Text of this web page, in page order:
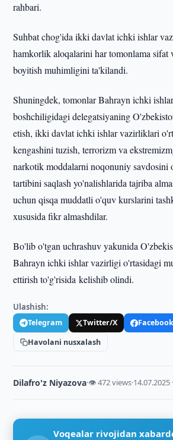
rahbari.
Suhbat chog'ida ikki davlat ichki ishlar
hamkorlik aloqalarini har tomonlama sifat
boyitish muhimligini ta'kilandi.
Shuningdek, tomonlar Bahrayn ichki
boshchiligidagi delegatsiyaning
etish, ikki davlat ichki ishlar vazirliklari
kengashini tuzish, terrorizm va
narkotik moddalarni noqonuniy savdosini
tartibini saqlash yo'nalishlarida tajriba
uchun qisqa muddatli o'quv kurslarini
xususida fikr almashdilar.
Bo'lib o'tgan uchrashuv yakunida
Bahrayn ichki ishlar vazirligi o'rtasidagi
ettirish to'g'risida kelishib olindi.
Ulashish:
Telegram Twitter/X
Facebook
Havolani nusxalash
Dilafro'z Niyazova·👁 472 views·14.07.2025
Voqealar rivojidan